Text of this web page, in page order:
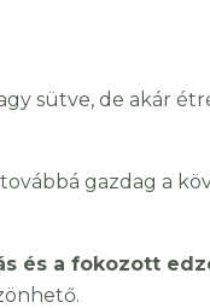
sütve, de akár
továbbá gazdag a
és a fokozott